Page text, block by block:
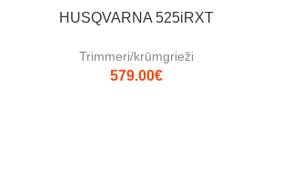
HUSQVARNA 525iRXT
Trimmeri/krūmgrieži
579.00€